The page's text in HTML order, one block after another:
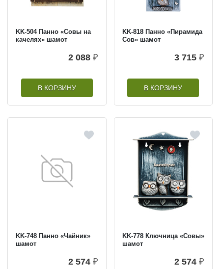
KK-504 Панно «Совы на
качелях» шамот
2 088 ₽
В КОРЗИНУ
KK-818 Панно «Пирамида
Сов» шамот
3 715 ₽
В КОРЗИНУ
KK-748 Панно «Чайник»
шамот
2 574 ₽
KK-778 Ключница «Совы»
шамот
2 574 ₽